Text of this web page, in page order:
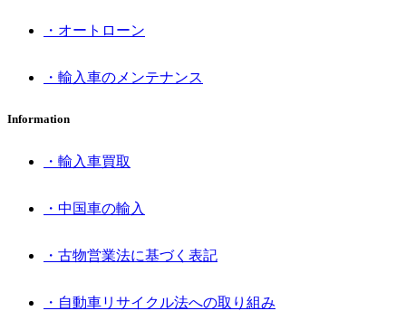
・オートローン
・輸入車のメンテナンス
Information
・輸入車買取
・中国車の輸入
・古物営業法に基づく表記
・自動車リサイクル法への取り組み